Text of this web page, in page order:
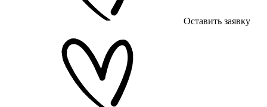
Оставить заявку